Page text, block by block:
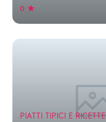
0
PIATTI TIPICI E RICETTE